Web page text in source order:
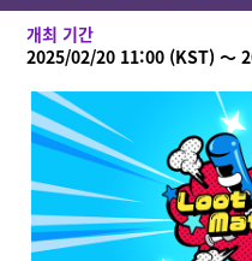
개최 기간
2025/02/20 11:00 (KST) ～